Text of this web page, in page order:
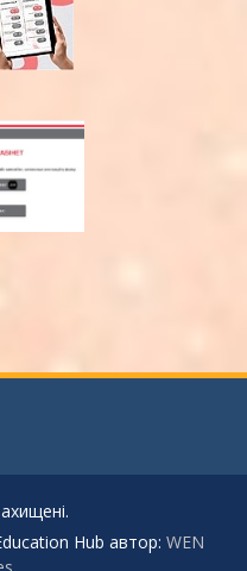
Hub автор: WEN